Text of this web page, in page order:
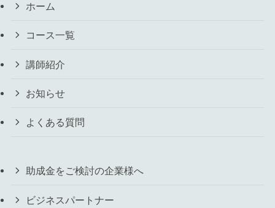
ホーム
コース一覧
講師紹介
お知らせ
よくある質問
助成金をご検討の企業様へ
ビジネスパートナー